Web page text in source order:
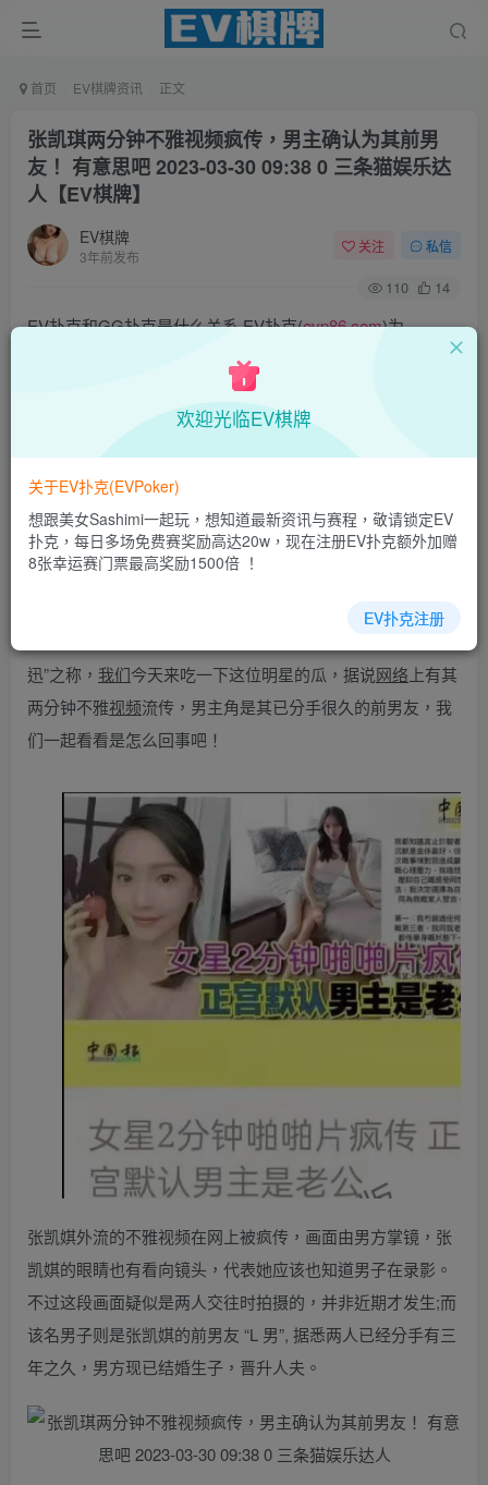
首页 EV棋牌资讯 正文
张凯琪两分钟不雅视频疯传，男主确认为其前男
友！ 有意思吧 2023-03-30 09:38 0 三条猫娱乐达
人【EV棋牌】
EV棋牌
3年前发布
关注 私信
110 14
EV扑克和GG扑克是什么关系·EV扑克(evp86.com)为
GGPoker亚洲推出的全新扑克平台,拥有EV保险机制及国际
MTT和SNG赛事,我们具备完善的国际认可,致力提供国内最
公平与公正的竞技环境!
EV扑克|EV扑克官网|EV扑克下载|EV扑克电脑版|EV扑克娱
乐场|EV扑克小游戏——EV扑克导航(www.evpks.com)
EV扑克|EV扑克官网|EV扑克娱乐场|EV扑克保险|EV扑克娱
乐场|EV扑克游戏网址发布页——EV扑克下载
迅”之称， 我们今天来吃一下这位明星的瓜，据说网络 上有其
两分钟不雅视频流传，男主角是其已分手很久的前男友，我
们一起看看是怎么回事吧！
张凯娸外流的不雅视频在网上被疯传，画面由男方掌镜，张
凯娸的眼睛也有看向镜头，代表她应该也知道男子在录影。
不过这段画面疑似是两人交往时拍摄的，并非近期才发生;而
该名男子则是张凯娸的前男友 “L 男”, 据悉两人已经分手有三
年之久，男方现已结婚生子，晋升人夫。
欢迎光临EV棋牌
关于EV扑克(EVPoker)
想跟美女Sashimi一起玩，想知道最新资讯与赛程，敬请锁定EV
扑克，每日多场免费赛奖励高达20w，现在注册EV扑克额外加赠
8张幸运赛门票最高奖励1500倍 ！
EV扑克注册